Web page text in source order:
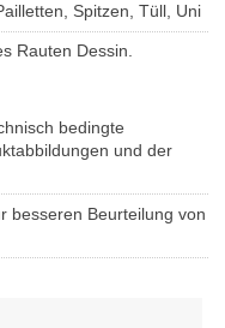
Spitzen, Tüll, Uni
Rauten Dessin.
bedingte
und der
besseren Beurteilung von